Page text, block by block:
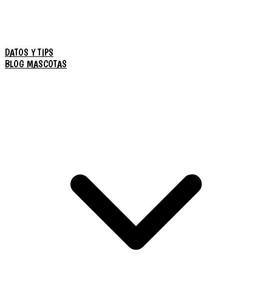
DATOS Y TIPS
BLOG MASCOTAS